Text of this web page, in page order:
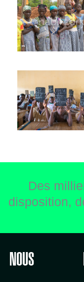
Des
disposition,
NOUS